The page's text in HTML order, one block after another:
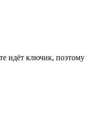
идёт ключик, поэтому